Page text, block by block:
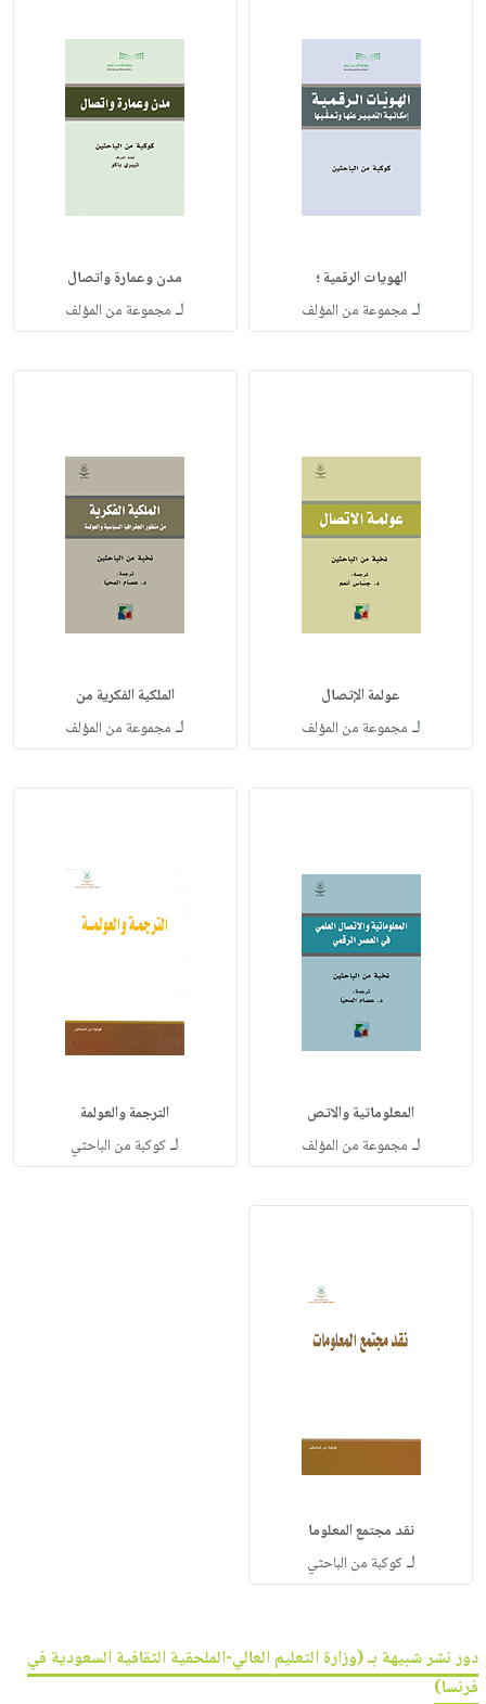
الهويات الرقمية ؛
لـ مجموعة من المؤلف
مدن وعمارة واتصال
لـ مجموعة من المؤلف
عولمة الإتصال
لـ مجموعة من المؤلف
الملكية الفكرية من
لـ مجموعة من المؤلف
المعلوماتية والاتص
لـ مجموعة من المؤلف
الترجمة والعولمة
لـكوكبة من الباحثي
نقد مجتمع المعلوما
لـكوكبة من الباحثي
دور نشر شبيهة بـ (وزارة التعليم العالي-الملحقية الثقافية السعودية في
فرنسا)